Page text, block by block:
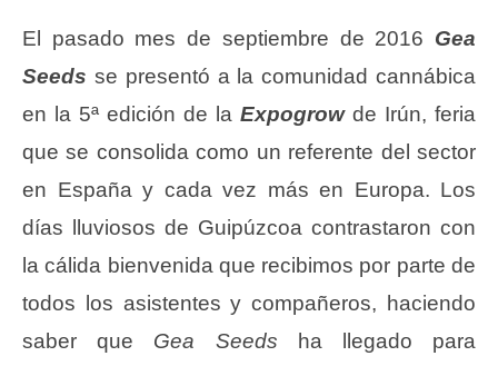
El pasado mes de septiembre de 2016 Gea
Seeds se presentó a la comunidad cannábica
en la 5ª edición de la Expogrowde Irún, feria
que se consolida como un referente del sector
en España y cada vez más en Europa. Los
días lluviosos de Guipúzcoa contrastaron con
la cálida bienvenida que recibimos por parte de
todos los asistentes y compañeros, haciendo
saber que Gea Seeds ha llegado para